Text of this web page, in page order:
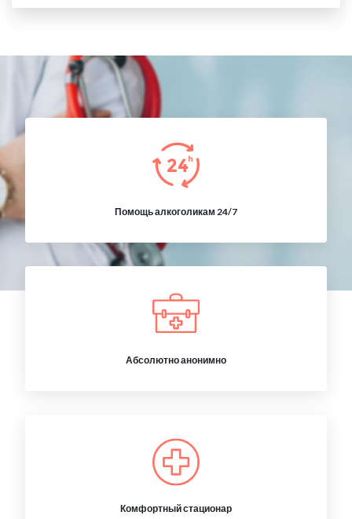
Помощь алкоголикам 24/7
Абсолютно анонимно
Комфортный стационар